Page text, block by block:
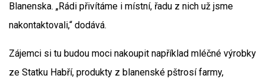
Blanenska. „Rádi přivítáme i místní, řadu z nich už jsme
nakontaktovali,“ dodává.
Zájemci si tu budou moci nakoupit například mléčné výrobky
ze Statku Habří, produkty z blanenské pštrosí farmy,